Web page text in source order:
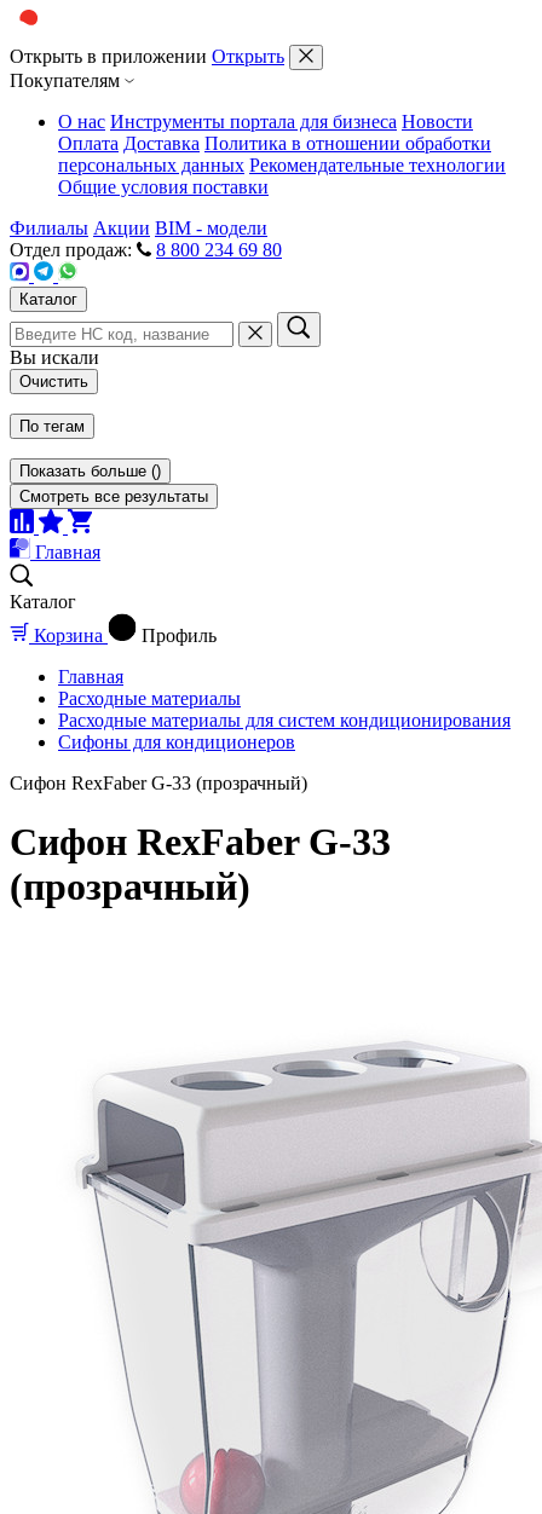
Открыть в приложении Открыть
Покупателям
О нас Инструменты портала для бизнеса Новости
Оплата Доставка Политика в отношении обработки
персональных данных Рекомендательные технологии
Общие условия поставки
Филиалы Акции BIM - модели
Отдел продаж:
8 800 234 69 80
Каталог
Вы искали
Очистить
По тегам
Показать больше ()
Смотреть все результаты
Главная
Каталог
Корзина
Профиль
Главная
Расходные материалы
Расходные материалы для систем кондиционирования
Сифоны для кондиционеров
Сифон RexFaber G-33 (прозрачный)
Сифон RexFaber G-33
(прозрачный)